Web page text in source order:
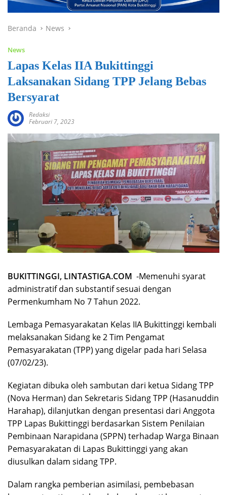
Beranda News
News
Lapas Kelas IIA Bukittinggi
Laksanakan Sidang TPP Jelang Bebas
Bersyarat
Redaksi
Februari 7, 2023
BUKITTINGGI, LINTASTIGA.COM -Memenuhi syarat
administratif dan substantif sesuai dengan
Permenkumham No 7 Tahun 2022.
Lembaga Pemasyarakatan Kelas IIA Bukittinggi kembali
melaksanakan Sidang ke 2 Tim Pengamat
Pemasyarakatan (TPP) yang digelar pada hari Selasa
(07/02/23).
Kegiatan dibuka oleh sambutan dari ketua Sidang TPP
(Nova Herman) dan Sekretaris Sidang TPP (Hasanuddin
Harahap), dilanjutkan dengan presentasi dari Anggota
TPP Lapas Bukittinggi berdasarkan Sistem Penilaian
Pembinaan Narapidana (SPPN) terhadap Warga Binaan
Pemasyarakatan di Lapas Bukittinggi yang akan
diusulkan dalam sidang TPP.
Dalam rangka pemberian asimilasi, pembebasan